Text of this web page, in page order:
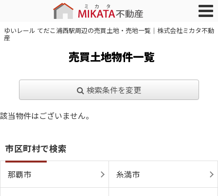
ゆいレール てだこ浦西駅周辺の売買土地・売地一覧｜株式会社ミカタ不動
産
売買土地物件一覧
検索条件を変更
該当物件はございません。
市区町村で検索
那覇市 糸満市